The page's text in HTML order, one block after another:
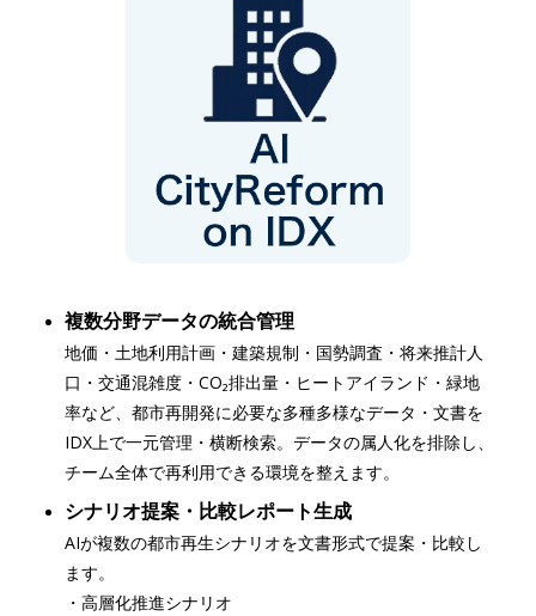
複数分野データの統合管理
地価・土地利用計画・建築規制・国勢調査・将来推計人
口・交通混雑度・CO₂排出量・ヒートアイランド・緑地
率など、都市再開発に必要な多種多様なデータ・文書を
IDX上で一元管理・横断検索。データの属人化を排除し、
チーム全体で再利用できる環境を整えます。
シナリオ提案・比較レポート生成
AIが複数の都市再生シナリオを文書形式で提案・比較し
ます。
・高層化推進シナリオ